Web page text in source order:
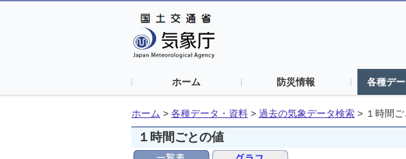
ホーム 防災情報 各種デ
ホーム > 各種データ・資料 > 過去の気象データ検索 > １時間
１時間ごとの値